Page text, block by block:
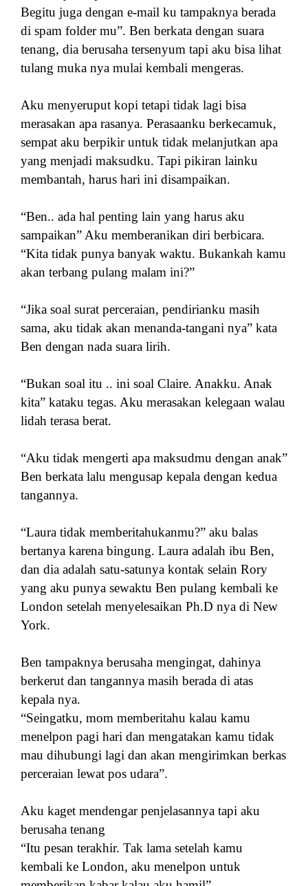
Begitu juga dengan e-mail ku tampaknya berada
di spam folder mu”. Ben berkata dengan suara
tenang, dia berusaha tersenyum tapi aku bisa lihat
tulang muka nya mulai kembali mengeras.
Aku menyeruput kopi tetapi tidak lagi bisa
merasakan apa rasanya. Perasaanku berkecamuk,
sempat aku berpikir untuk tidak melanjutkan apa
yang menjadi maksudku. Tapi pikiran lainku
membantah, harus hari ini disampaikan.
“Ben.. ada hal penting lain yang harus aku
sampaikan” Aku memberanikan diri berbicara.
“Kita tidak punya banyak waktu. Bukankah kamu
akan terbang pulang malam ini?”
“Jika soal surat perceraian, pendirianku masih
sama, aku tidak akan menanda-tangani nya” kata
Ben dengan nada suara lirih.
“Bukan soal itu .. ini soal Claire. Anakku. Anak
kita” kataku tegas. Aku merasakan kelegaan walau
lidah terasa berat.
“Aku tidak mengerti apa maksudmu dengan anak”
Ben berkata lalu mengusap kepala dengan kedua
tangannya.
“Laura tidak memberitahukanmu?” aku balas
bertanya karena bingung. Laura adalah ibu Ben,
dan dia adalah satu-satunya kontak selain Rory
yang aku punya sewaktu Ben pulang kembali ke
London setelah menyelesaikan Ph.D nya di New
York.
Ben tampaknya berusaha mengingat, dahinya
berkerut dan tangannya masih berada di atas
kepala nya.
“Seingatku, mom memberitahu kalau kamu
menelpon pagi hari dan mengatakan kamu tidak
mau dihubungi lagi dan akan mengirimkan berkas
perceraian lewat pos udara”.
Aku kaget mendengar penjelasannya tapi aku
berusaha tenang
“Itu pesan terakhir. Tak lama setelah kamu
kembali ke London, aku menelpon untuk